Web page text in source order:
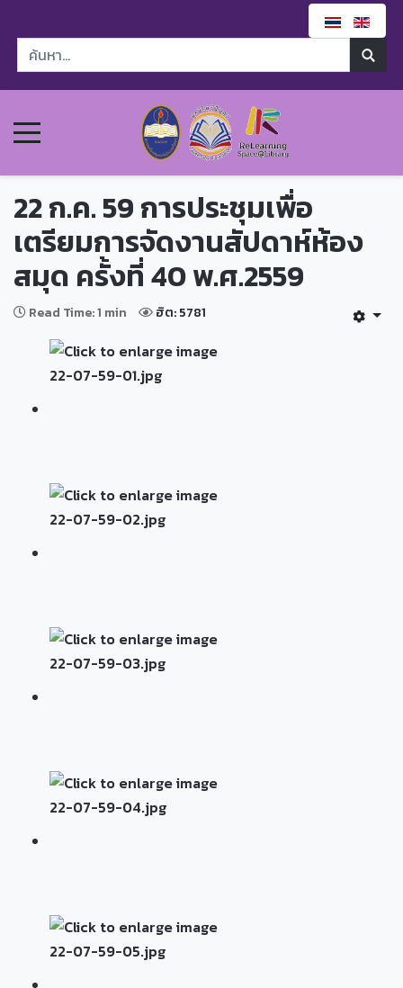
22 ก.ค. 59 การประชุมเพื่อ
เตรียมการจัดงานสัปดาห์ห้อง
สมุด ครั้งที่ 40 พ.ศ.2559
Read Time: 1 min ฮิต: 5781